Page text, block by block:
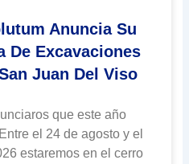
Anuncia Su
De Excavaciones
Juan Del Viso
que este año
el 24 de agosto y el
estaremos en el cerro